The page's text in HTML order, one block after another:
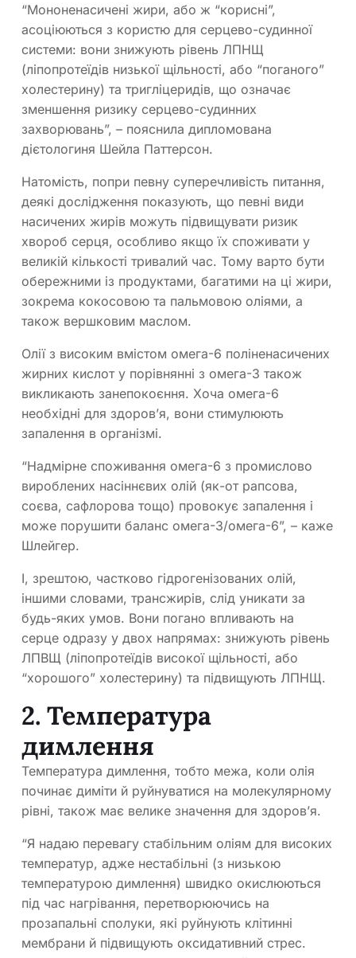
“Мононенасичені жири, або ж “корисні”,
асоціюються з користю для серцево-судинної
системи: вони знижують рівень ЛПНЩ
(ліпопротеїдів низької щільності, або “поганого”
холестерину) та тригліцеридів, що означає
зменшення ризику серцево-судинних
захворювань”, – пояснила дипломована
дієтологиня Шейла Паттерсон.
Натомість, попри певну суперечливість питання,
деякі дослідження показують, що певні види
насичених жирів можуть підвищувати ризик
хвороб серця, особливо якщо їх споживати у
великій кількості тривалий час. Тому варто бути
обережними із продуктами, багатими на ці жири,
зокрема кокосовою та пальмовою оліями, а
також вершковим маслом.
Олії з високим вмістом омега-6 поліненасичених
жирних кислот у порівнянні з омега-3 також
викликають занепокоєння. Хоча омега-6
необхідні для здоров’я, вони стимулюють
запалення в організмі.
“Надмірне споживання омега-6 з промислово
вироблених насіннєвих олій (як-от рапсова,
соєва, сафлорова тощо) провокує запалення і
може порушити баланс омега-3/омега-6”, – каже
Шлейгер.
І, зрештою, частково гідрогенізованих олій,
іншими словами, трансжирів, слід уникати за
будь-яких умов. Вони погано впливають на
серце одразу у двох напрямах: знижують рівень
ЛПВЩ (ліпопротеїдів високої щільності, або
“хорошого” холестерину) та підвищують ЛПНЩ.
2. Температура
димлення
Температура димлення, тобто межа, коли олія
починає диміти й руйнуватися на молекулярному
рівні, також має велике значення для здоров’я.
“Я надаю перевагу стабільним оліям для високих
температур, адже нестабільні (з низькою
температурою димлення) швидко окислюються
під час нагрівання, перетворюючись на
прозапальні сполуки, які руйнують клітинні
мембрани й підвищують оксидативний стрес.